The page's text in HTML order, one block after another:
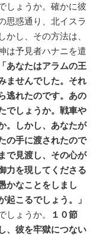
しょうか。確かに彼
思惑通り、北イスラ
し、その方法は、
は予見者ハナニを遣
あなたはアラムの王
ませんでした。それ
逃れたのです。あの
でしょうか。戦車や
。しかし、あなたが
の手に渡されたので
で見渡し、その心が
力を現してくださる
かなことをしまし
起こるでしょう。」
しょうか。
１０節
、彼を牢獄につない